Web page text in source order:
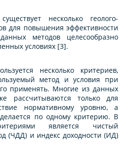
несколько геолого-
для повышения эффективности
методов целесообразно
условиях [3].
несколько критериев,
метод и условия при
применять. Многие из данных
рассчитываются только для
нормативному уровню, а
по одному критерию. В
является чистый
(ЧДД) и индекс доходности (ИД)